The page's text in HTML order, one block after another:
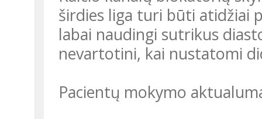
širdies liga turi būti atidžiai
labai naudingi sutrikus
nevartotini, kai nustatomi
Pacientų mokymo